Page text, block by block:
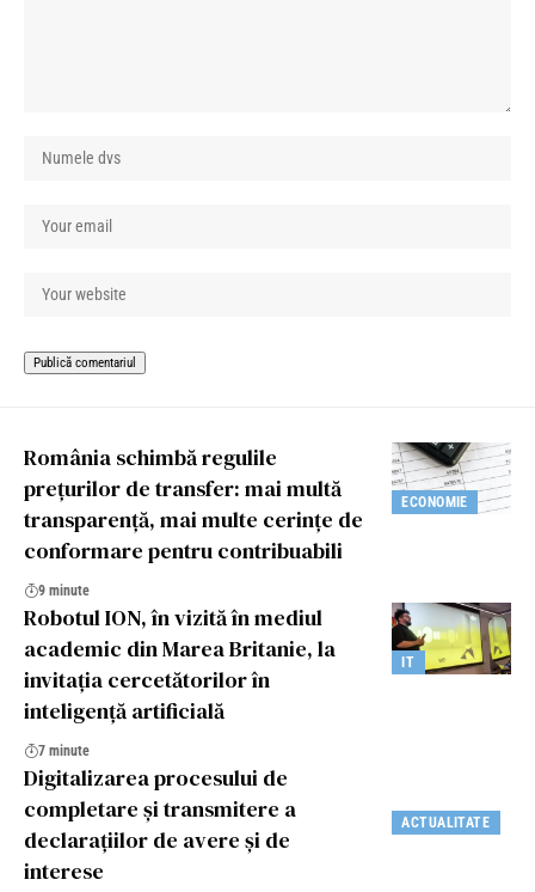
ECONOMIE
România schimbă regulile
prețurilor de transfer: mai multă
transparență, mai multe cerințe de
conformare pentru contribuabili
9 minute
IT
Robotul ION, în vizită în mediul
academic din Marea Britanie, la
invitația cercetătorilor în
inteligență artificială
7 minute
ACTUALITATE
Digitalizarea procesului de
completare și transmitere a
declarațiilor de avere și de
interese